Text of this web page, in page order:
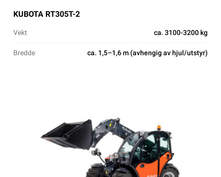
KUBOTA RT305T-2
Vekt ca. 3100-3200 kg
Bredde ca. 1,5–1,6 m (avhengig av hjul/utstyr)